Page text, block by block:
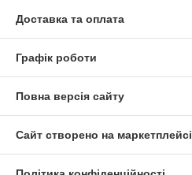
Доставка та оплата
Графік роботи
Повна версія сайту
Сайт створено на маркетплейсі